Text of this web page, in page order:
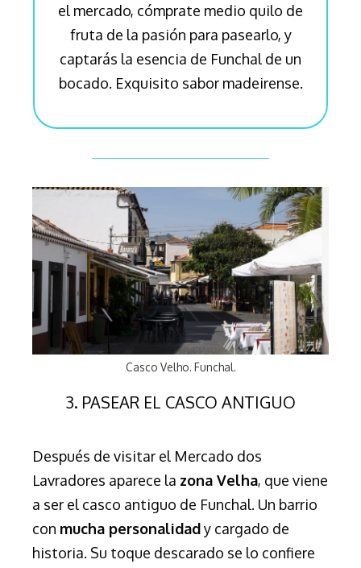
el mercado, cómprate medio quilo de
fruta de la pasión para pasearlo, y
captarás la esencia de Funchal de un
bocado. Exquisito sabor madeirense.
Casco Velho. Funchal.
3. PASEAR EL CASCO ANTIGUO
Después de visitar el Mercado dos
Lavradores aparece la zona Velha, que viene
a ser el casco antiguo de Funchal. Un barrio
con mucha personalidady cargado de
historia. Su toque descarado se lo confiere